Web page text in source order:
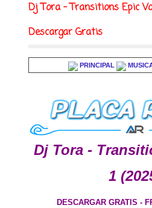
Dj Tora - Transitions Epic
Descargar Gratis
PRINCIPAL
Dj Tora -
1
DESCARGAR GRATIS -